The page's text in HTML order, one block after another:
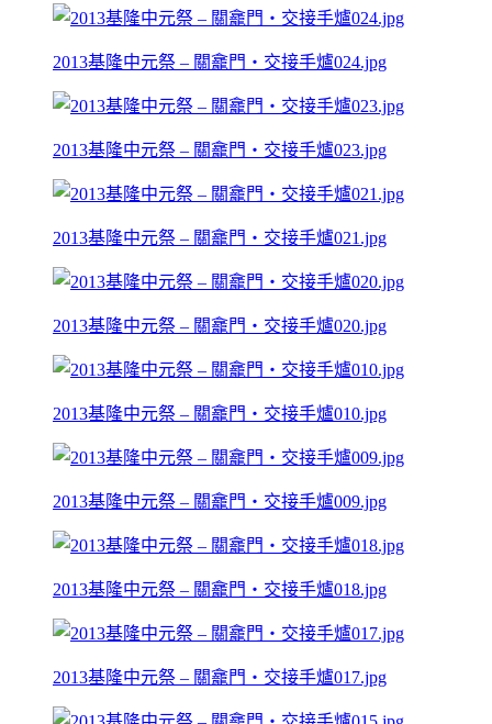
2013基隆中元祭 – 關龕門‧交接手爐024.jpg
2013基隆中元祭 – 關龕門‧交接手爐023.jpg
2013基隆中元祭 – 關龕門‧交接手爐021.jpg
2013基隆中元祭 – 關龕門‧交接手爐020.jpg
2013基隆中元祭 – 關龕門‧交接手爐010.jpg
2013基隆中元祭 – 關龕門‧交接手爐009.jpg
2013基隆中元祭 – 關龕門‧交接手爐018.jpg
2013基隆中元祭 – 關龕門‧交接手爐017.jpg